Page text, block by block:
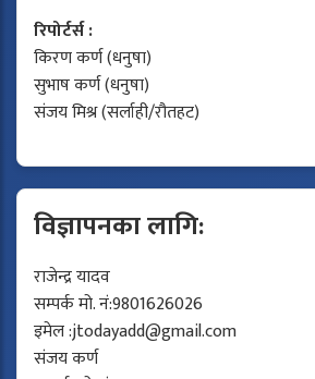
रिपोर्टर्स :
किरण कर्ण (धनुषा)
सुभाष कर्ण (धनुषा)
संजय मिश्र (सर्लाही/रौतहट)
विज्ञापनका लागि:
राजेन्द्र यादव
सम्पर्क मो. नं:9801626026
इमेल :jtodayadd@gmail.com
संजय कर्ण